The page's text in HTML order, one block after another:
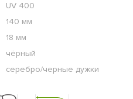
UV 400
140 мм
18 мм
чёрный
серебро/черные дужки